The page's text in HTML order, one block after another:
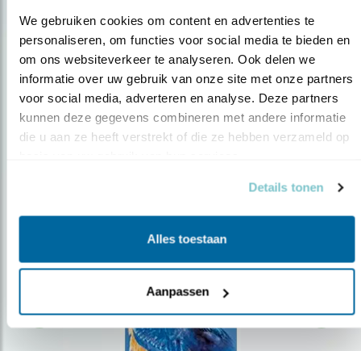
We gebruiken cookies om content en advertenties te
personaliseren, om functies voor social media te bieden en
om ons websiteverkeer te analyseren. Ook delen we
informatie over uw gebruik van onze site met onze partners
voor social media, adverteren en analyse. Deze partners
kunnen deze gegevens combineren met andere informatie
die u aan ze heeft verstrekt of die ze hebben verzameld op
Details tonen
Alles toestaan
Aanpassen
Meld je aan en ontvang nieuws, inspiratie, acties en tips
over vogels en activiteiten van Vogelbescherming.
AANMELDEN VOGELNIEUWS
Volg ons via social media